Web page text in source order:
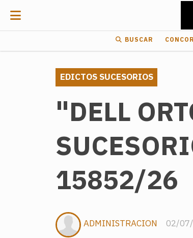
BUSCAR
"DELL
15852/26
EDICTOS SUCESORIOS
02/
ADMINISTRACION